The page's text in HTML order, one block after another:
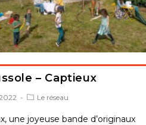
– Captieux
Le réseau
une joyeuse bande d’originaux